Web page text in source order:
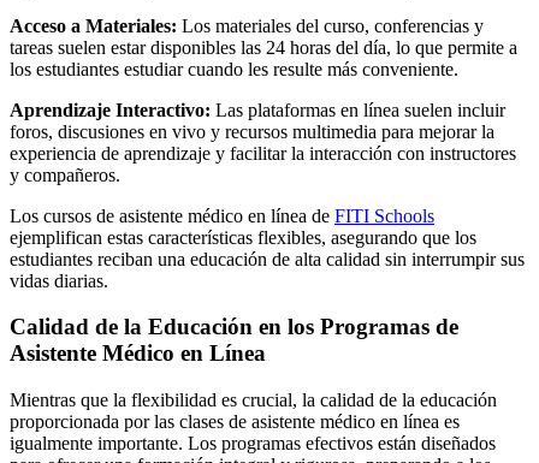
Acceso a Materiales: Los materiales del curso, conferencias y
tareas suelen estar disponibles las 24 horas del día, lo que permite a
los estudiantes estudiar cuando les resulte más conveniente.
Aprendizaje Interactivo: Las plataformas en línea suelen incluir
foros, discusiones en vivo y recursos multimedia para mejorar la
experiencia de aprendizaje y facilitar la interacción con instructores
y compañeros.
Los cursos de asistente médico en línea de FITI Schools
ejemplifican estas características flexibles, asegurando que los
estudiantes reciban una educación de alta calidad sin interrumpir sus
vidas diarias.
Calidad de la Educación en los Programas de
Asistente Médico en Línea
Mientras que la flexibilidad es crucial, la calidad de la educación
proporcionada por las clases de asistente médico en línea es
igualmente importante. Los programas efectivos están diseñados